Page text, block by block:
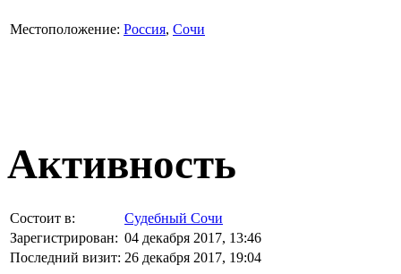
Местоположение: Россия, Сочи
Активность
Состоит в:
Судебный Сочи
Зарегистрирован: 04 декабря 2017, 13:46
Последний визит: 26 декабря 2017, 19:04